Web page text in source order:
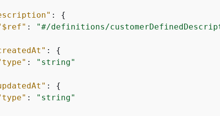
: {
:
"#/definitions/
: {
:
"string"
: {
:
"string"